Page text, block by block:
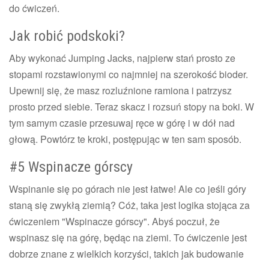
do ćwiczeń.
Jak robić podskoki?
Aby wykonać Jumping Jacks, najpierw stań prosto ze
stopami rozstawionymi co najmniej na szerokość bioder.
Upewnij się, że masz rozluźnione ramiona i patrzysz
prosto przed siebie. Teraz skacz i rozsuń stopy na boki. W
tym samym czasie przesuwaj ręce w górę i w dół nad
głową. Powtórz te kroki, postępując w ten sam sposób.
#5 Wspinacze górscy
Wspinanie się po górach nie jest łatwe! Ale co jeśli góry
staną się zwykłą ziemią? Cóż, taka jest logika stojąca za
ćwiczeniem "Wspinacze górscy". Abyś poczuł, że
wspinasz się na górę, będąc na ziemi. To ćwiczenie jest
dobrze znane z wielkich korzyści, takich jak budowanie